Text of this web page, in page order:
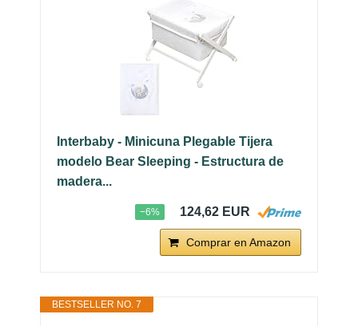
Interbaby - Minicuna Plegable Tijera
modelo Bear Sleeping - Estructura de
madera...
−6% 124,62 EUR
Comprar en Amazon
BESTSELLER NO. 7